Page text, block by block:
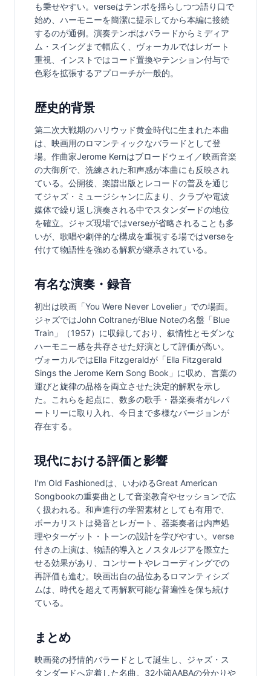
も乗せやすい。verseはテンポを揺らしつつ語り口で
始め、ハーモニーを簡潔に提示してから本編に接続
するのが通例。演奏テンポはバラードからミディア
ム・スイングまで幅広く、ヴォーカルではレガート
重視、インストではコード置換やテンション付与で
色彩を拡張するアプローチが一般的。
歴史的背景
第二次大戦期のハリウッド黄金時代に生まれた本曲
は、映画用のロマンティックなバラードとして登
場。作曲家Jerome Kernはブロードウェイ／映画音楽
の大御所で、洗練された和声感が本曲にも反映され
ている。公開後、楽譜出版とレコードの普及を通じ
てジャズ・ミュージシャンに広まり、クラブや電波
媒体で繰り返し演奏される中でスタンダードの地位
を確立。ジャズ現場ではverseが省略されることも多
いが、歌唱や劇伴的な構成を重視する場ではverseを
付けて物語性を強める解釈が継承されている。
有名な演奏・録音
初出は映画「You Were Never Lovelier」での場面。
ジャズではJohn ColtraneがBlue Noteの名盤「Blue
Train」（1957）に収録しており、叙情性とモダンな
ハーモニー感を共存させた好演として評価が高い。
ヴォーカルではElla Fitzgeraldが「Ella Fitzgerald
Sings the Jerome Kern Song Book」に収め、言葉の
運びと旋律の品格を両立させた決定的解釈を示し
た。これらを起点に、数多の歌手・器楽奏者がレパ
ートリーに取り入れ、今日まで多様なバージョンが
存在する。
現代における評価と影響
I'm Old Fashionedは、いわゆるGreat American
Songbookの重要曲として音楽教育やセッションで広
く扱われる。和声進行の学習素材としても有用で、
ボーカリストは発音とレガート、器楽奏者は内声処
理やターゲット・トーンの設計を学びやすい。verse
付きの上演は、物語的導入とノスタルジアを際立た
せる効果があり、コンサートやレコーディングでの
再評価も進む。映画出自の品位あるロマンティシズ
ムは、時代を超えて再解釈可能な普遍性を保ち続け
ている。
まとめ
映画発の抒情的バラードとして誕生し、ジャズ・ス
タンダードへ定着した名曲。32小節AABAの分かりや